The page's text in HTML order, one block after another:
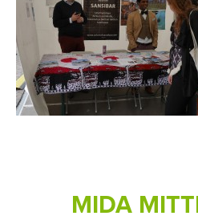
MIDA